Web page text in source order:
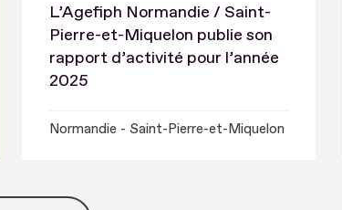
L’Agefiph Normandie / Saint-
Pierre-et-Miquelon publie son
rapport d’activité pour l’année
2025
Normandie - Saint-Pierre-et-Miquelon